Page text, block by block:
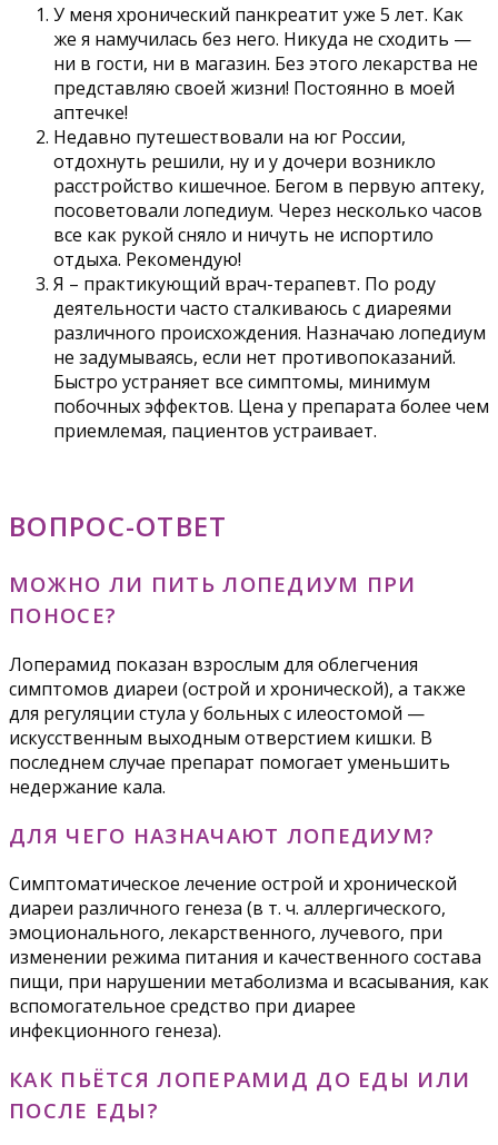
У меня хронический панкреатит уже 5 лет. Как
же я намучилась без него. Никуда не сходить —
ни в гости, ни в магазин. Без этого лекарства не
представляю своей жизни! Постоянно в моей
аптечке!
Недавно путешествовали на юг России,
отдохнуть решили, ну и у дочери возникло
расстройство кишечное. Бегом в первую аптеку,
посоветовали лопедиум. Через несколько часов
все как рукой сняло и ничуть не испортило
отдыха. Рекомендую!
Я – практикующий врач-терапевт. По роду
деятельности часто сталкиваюсь с диареями
различного происхождения. Назначаю лопедиум
не задумываясь, если нет противопоказаний.
Быстро устраняет все симптомы, минимум
побочных эффектов. Цена у препарата более чем
приемлемая, пациентов устраивает.
ВОПРОС-ОТВЕТ
МОЖНО ЛИ ПИТЬ ЛОПЕДИУМ ПРИ
ПОНОСЕ?
Лоперамид показан взрослым для облегчения
симптомов диареи (острой и хронической), а также
для регуляции стула у больных с илеостомой —
искусственным выходным отверстием кишки. В
последнем случае препарат помогает уменьшить
недержание кала.
ДЛЯ ЧЕГО НАЗНАЧАЮТ ЛОПЕДИУМ?
Симптоматическое лечение острой и хронической
диареи различного генеза (в т. ч. аллергического,
эмоционального, лекарственного, лучевого, при
изменении режима питания и качественного состава
пищи, при нарушении метаболизма и всасывания, как
вспомогательное средство при диарее
инфекционного генеза).
КАК ПЬЁТСЯ ЛОПЕРАМИД ДО ЕДЫ ИЛИ
ПОСЛЕ ЕДЫ?